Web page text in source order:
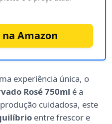
Amazon
experiência única, o
Rosé 750ml é a
cuidadosa, este
entre frescor e